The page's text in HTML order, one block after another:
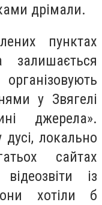
дрімали.
пунктах
залишається
у Звягелі
джерела».
локально
сайтах
із
хотіли б